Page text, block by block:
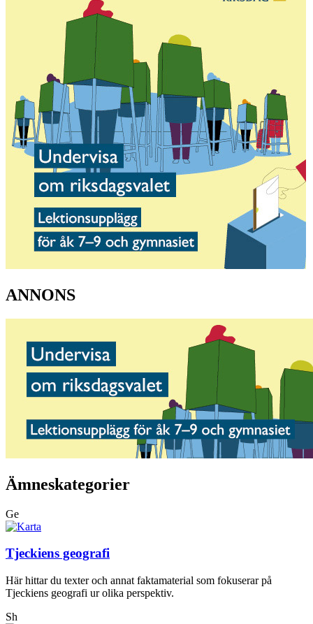
ANNONS
Ämneskategorier
Ge
Tjeckiens geografi
Här hittar du texter och annat faktamaterial som fokuserar på
Tjeckiens geografi ur olika perspektiv.
Sh